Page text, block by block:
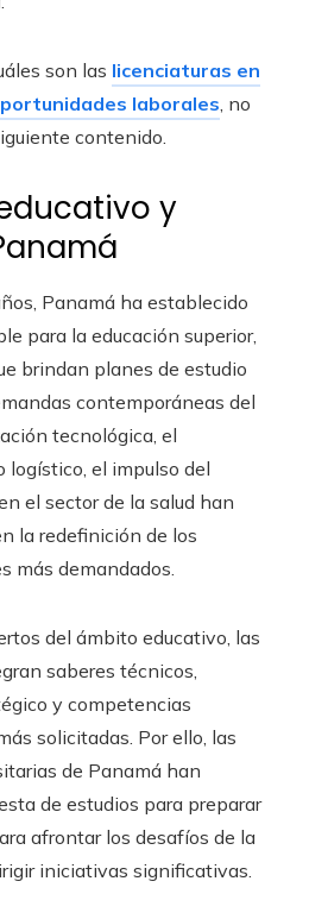
son las licenciaturas en
laborales, no
contenido.
y
Panamá ha establecido
para la educación superior,
brindan planes de estudio
contemporáneas del
tecnológica, el
logístico, el impulso del
el sector de la salud han
la redefinición de los
más demandados.
del ámbito educativo, las
saberes técnicos,
y competencias
solicitadas. Por ello, las
de Panamá han
de estudios para preparar
afrontar los desafíos de la
iniciativas significativas.